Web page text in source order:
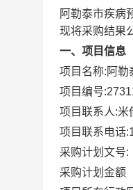
阿勒泰市疾病
现将采购结果
一、项目信息
项目名称: 阿勒
项目编号:
项目联系人:米
项目联系电话:
采购计划文号:
采购计划金额